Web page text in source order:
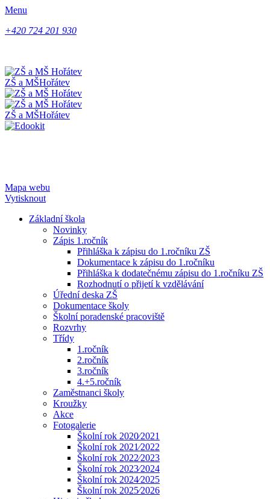
Menu
+420 724 201 930
ZŠ a MŠHořátev
ZŠ a MŠHořátev
Mapa webu
Vytisknout
Základní škola
Novinky
Zápis 1.ročník
Přihláška k zápisu do 1.ročníku ZŠ
Dokumentace k zápisu do 1.ročníku
Přihláška k dodatečnému zápisu do 1.ročníku ZŠ
Rozhodnutí o přijetí k vzdělávání
Úřední deska ZŠ
Dokumentace školy
Školní poradenské pracoviště
Rozvrhy
Třídy
1.ročník
2.ročník
3.ročník
4.+5.ročník
Zaměstnanci školy
Kroužky
Akce
Fotogalerie
Školní rok 2020⁄2021
Školní rok 2021⁄2022
Školní rok 2022⁄2023
Školní rok 2023⁄2024
Školní rok 2024⁄2025
Školní rok 2025⁄2026